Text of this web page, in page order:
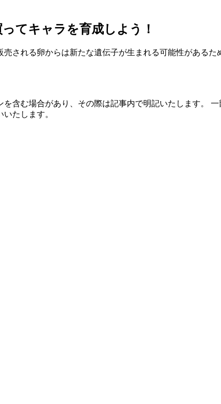
てキャラを育成しよう！
される卵からは新たな遺伝子が生まれる可能性があるた
含む場合があり、その際は記事内で明記いたします。
たします。